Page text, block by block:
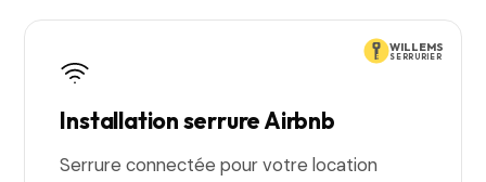
WILLEMS
SERRURIER
Installation serrure Airbnb
Serrure connectée pour votre location